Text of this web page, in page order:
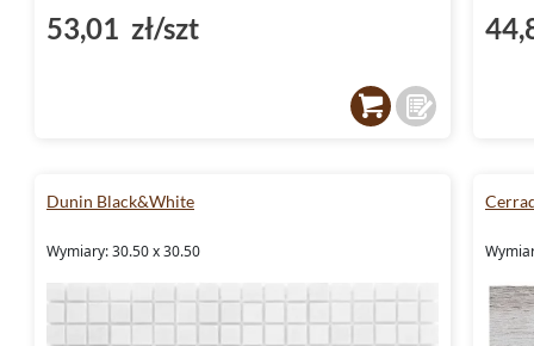
53,01 zł/szt
Dunin Black&White
Wymiary: 30.50 x 30.50